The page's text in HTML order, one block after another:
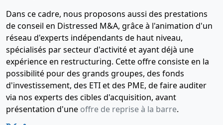
Dans ce cadre, nous proposons aussi des prestations
de conseil en Distressed M&A, grâce à l'animation d'un
réseau d'experts indépendants de haut niveau,
spécialisés par secteur d'activité et ayant déjà une
expérience en restructuring. Cette offre consiste en la
possibilité pour des grands groupes, des fonds
d'investissement, des ETI et des PME, de faire auditer
via nos experts des cibles d'acquisition, avant
présentation d'une offre de reprise à la barre.